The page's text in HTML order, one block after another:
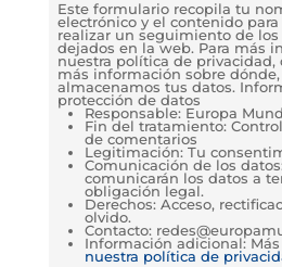
Este formulario recopila tu
electrónico y el contenido
realizar un seguimiento de
dejados en la web. Para más
nuestra política de privacidad,
más información sobre
almacenamos tus datos.
protección de datos
Responsable: Europa
Fin del tratamiento:
de comentarios
Legitimación: Tu
Comunicación de los
comunicarán los datos a
obligación legal.
Derechos: Acceso,
olvido.
Contacto:
Información adicional:
nuestra política de